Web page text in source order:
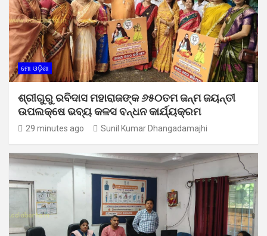
ମୋ ଓଡ଼ିଶା
ଶ୍ରୀଗୁରୁ ରବିଦାସ ମହାରାଜଙ୍କ ୬୫୦ତମ ଜନ୍ମ ଜୟନ୍ତୀ
ଉପଲକ୍ଷେ ଭବ୍ୟ କଳସ ବନ୍ଧନ କାର୍ଯ୍ୟକ୍ରମ
29 minutes ago Sunil Kumar Dhangadamajhi